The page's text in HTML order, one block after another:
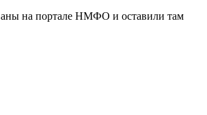
на портале НМФО и оставили там